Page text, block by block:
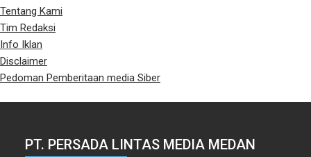
Tentang Kami
Tim Redaksi
Info Iklan
Disclaimer
Pedoman Pemberitaan media Siber
PT. PERSADA LINTAS MEDIA MEDAN